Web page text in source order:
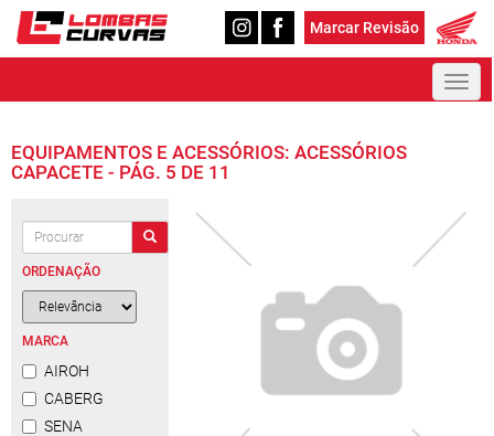
Marcar Revisão
EQUIPAMENTOS E ACESSÓRIOS: ACESSÓRIOS
CAPACETE - PÁG. 5 DE 11
ORDENAÇÃO
MARCA
AIROH
CABERG
SENA